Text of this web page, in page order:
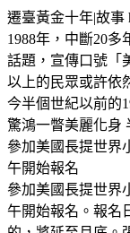
遷臺黃金十年|故事
1988年，中斷20
話題，宣傳口號「
以上的民眾或許依
今半個世紀以前的
驚鴻一瞥美麗化身
參加美國長提世界
午開始報名
參加美國長提世界
午開始報名。報名